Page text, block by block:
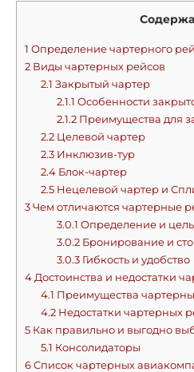
1 Определение чартерного
2 Виды чартерных рейсов
2.1 Закрытый чартер
2.1.1 Особенности
2.1.2Преимущества для
2.2Целевой чартер
2.3Инклюзив-тур
2.4Блок-чартер
2.5Нецелевой чартер и
3Чем отличаются чартерные
3.0.1 Определение и цель
3.0.2Бронирование и
3.0.3Гибкость и удобство
4 Достоинства и недостатки
4.1 Преимущества
4.2Недостатки чартерных
5 Как правильно и выгодно
5.1 Консолидаторы
6Список чартерных